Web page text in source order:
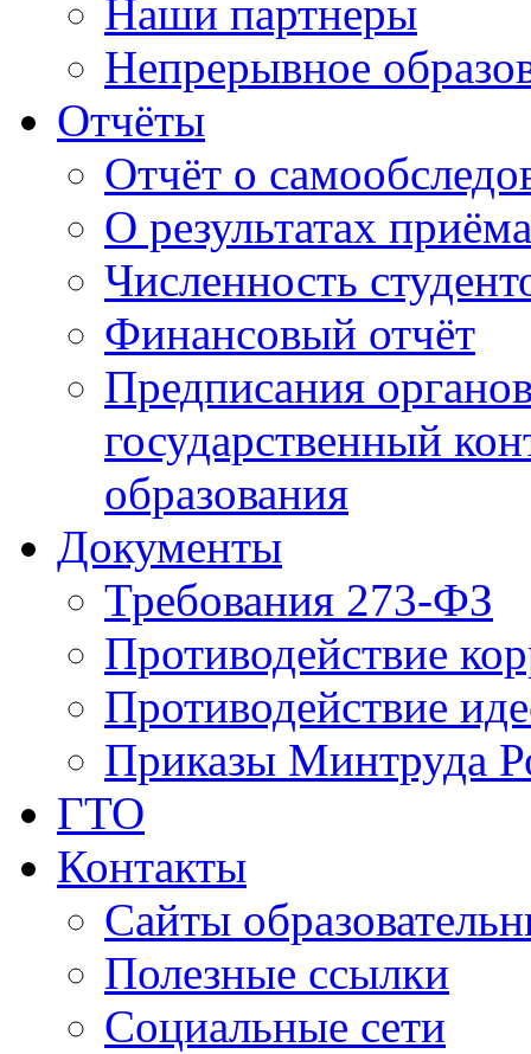
Наши партнеры
Непрерывное
Отчёты
Отчёт о
О результатах приёма
Численность
Финансовый отчёт
Предписания
государственный
образования
Документы
Требования 273-ФЗ
Противодействие
Противодействие
Приказы Минтруда
ГТО
Контакты
Сайты
Полезные ссылки
Социальные сети